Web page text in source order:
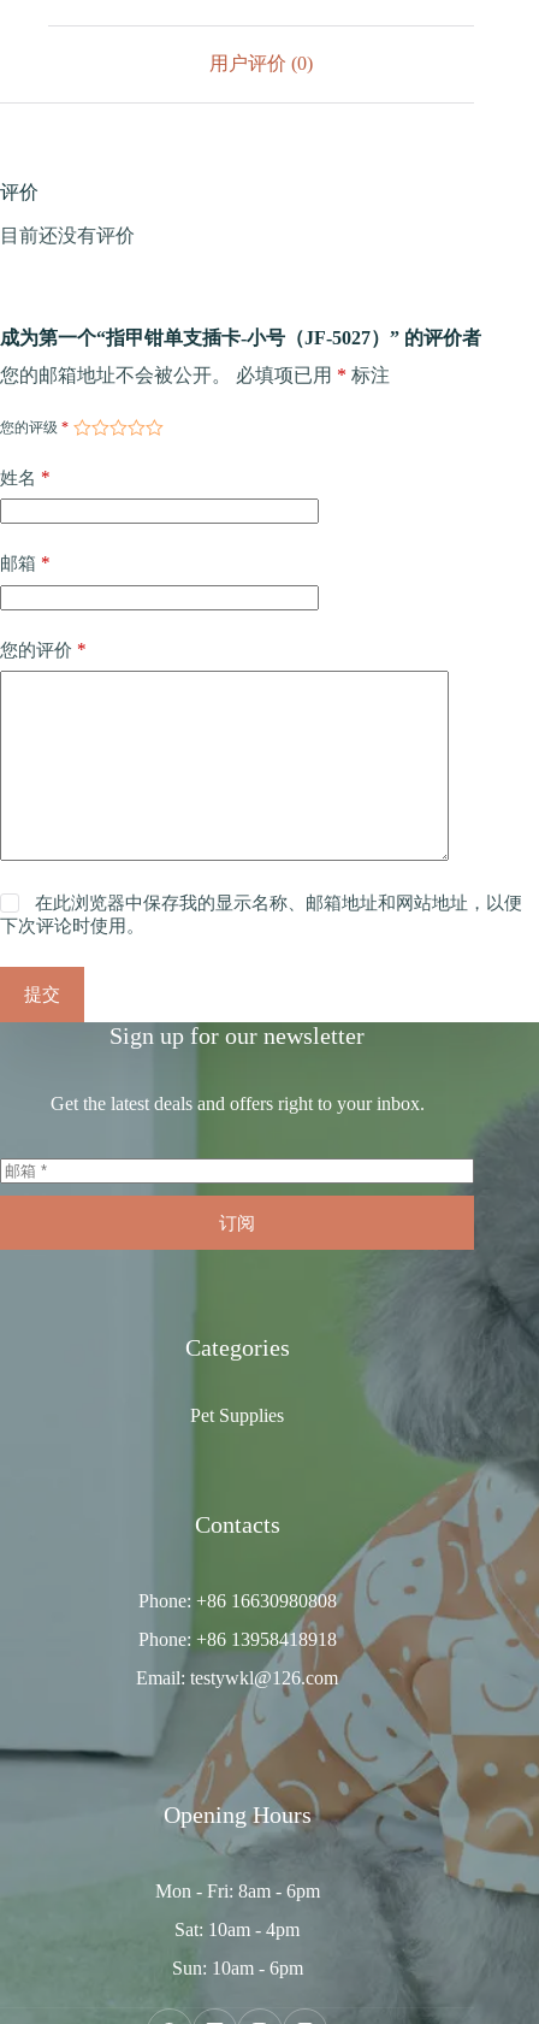
用户评价 (0)
评价
目前还没有评价
成为第一个“指甲钳单支插卡-小号（JF-5027）” 的评价者
您的邮箱地址不会被公开。
必填项已用 * 标注
您的评级 *
姓名 *
邮箱 *
您的评价 *
在此浏览器中保存我的显示名称、邮箱地址和网站地址，以便
下次评论时使用。
提交
Sign up for our newsletter
Get the latest deals and offers right to your inbox.
订阅
Categories
Pet Supplies
Contacts
Phone: +86 16630980808
Phone: +86 13958418918
Email: testywkl@126.com
Opening Hours
Mon - Fri: 8am - 6pm
Sat: 10am - 4pm
Sun: 10am - 6pm